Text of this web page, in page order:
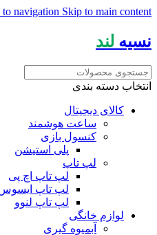
to navigation Skip to main content
نسیه لند
انتخاب دسته بندی
کالای دیجیتال
ساعت هوشمند
کنسول بازی
پلی استیشن
لپ تاپ
لپ تاپ اچ پی
لپ تاپ
لپ تاپ لنوو
لوازم خانگی
آبمیوه گیری